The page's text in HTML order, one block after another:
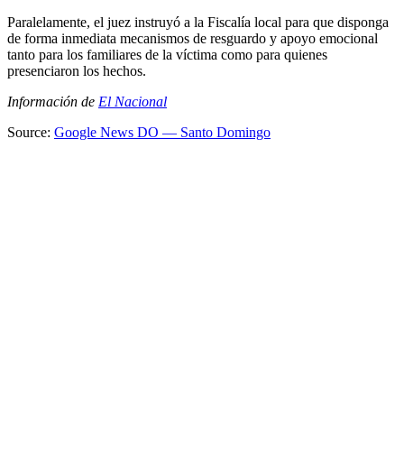
Paralelamente, el juez instruyó a la Fiscalía local para que disponga
de forma inmediata mecanismos de resguardo y apoyo emocional
tanto para los familiares de la víctima como para quienes
presenciaron los hechos.
Información de El Nacional
Source: Google News DO — Santo Domingo